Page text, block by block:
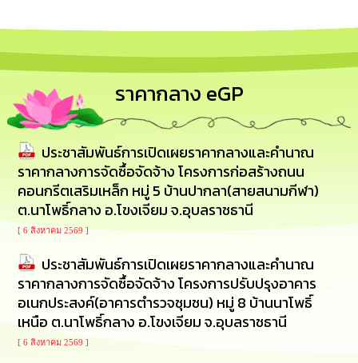
ความ
รู้
การ
ดำเนิน
งาน
การ
ให้
บริการ
แผนการ
ใช้
จ่าย
งบ
ประมาณ
ประจำ
ปี
ราคากลาง eGP
ประชาสัมพันธ์การเปิดเผยราคากลางและคำนาณ
ราคากลางการจัดซื้อจัดจ้าง โครงการก่อสร้างถนน
คอนกรีตเสริมเหล็ก หมู่ 5 บ้านปากลา(สายสนามกีฬา)
ต.นาโพธิ์กลาง อ.โขงเจียม จ.อุบลราชธานี
[ 6 สิงหาคม 2569 ]
ประชาสัมพันธ์การเปิดเผยราคากลางและคำนาณ
ราคากลางการจัดซื้อจัดจ้าง โครงการปรับปรุงอาคาร
อเนกประสงค์(อาคารตำรวจชุมชน) หมู่ 8 บ้านนาโพธิ์
เหนือ ต.นาโพธิ์กลาง อ.โขงเจียม จ.อุบลราชธานี
[ 6 สิงหาคม 2569 ]